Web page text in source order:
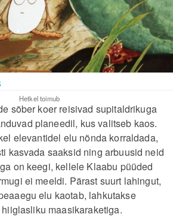
Hetkel toimub
sõber koer reisivad supitaldrikuga
planeedil, kus valitseb kaos.
elevantidel elu nõnda korraldada,
kasvada saaksid ning arbuusid neid
on keegi, kellele Klaabu püüded
ei meeldi. Pärast suurt lahingut,
elu kaotab, lahkutakse
maasikaraketiga.